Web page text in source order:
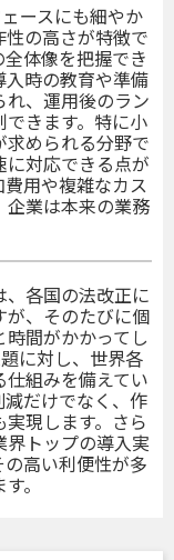
ースにも細やか
の高さが特徴で
体像を把握でき
入時の教育や準備
れ、運用後のラン
きます。特に小
められる分野で
対応できる点が
用や複雑なカス
企業は本来の業務
各国の法改正に
が、そのたびに個
間がかかってし
に対し、世界各
組みを備えてい
だけでなく、作
現します。さら
トップの導入実
高い利便性が多
。